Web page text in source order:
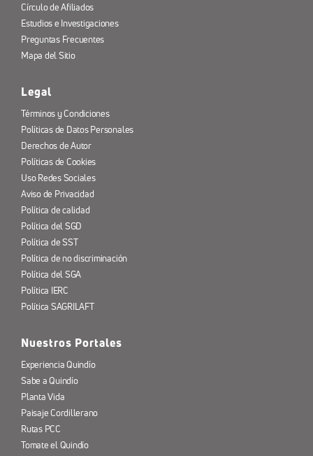
Círculo de Afiliados
Estudios e Investigaciones
Preguntas Frecuentes
Mapa del Sitio
Legal
Términos y Condiciones
Políticas de Datos Personales
Derechos de Autor
Políticas de Cookies
Uso Redes Sociales
Aviso de Privacidad
Política de calidad
Política del SGD
Política de SST
Política de no discriminación
Política del SGA
Política IERC
Política SAGRILAFT
Nuestros Portales
Experiencia Quindío
Sabe a Quindío
Planta Vida
Paisaje Cordillerano
Rutas PCC
Tomate el Quindío